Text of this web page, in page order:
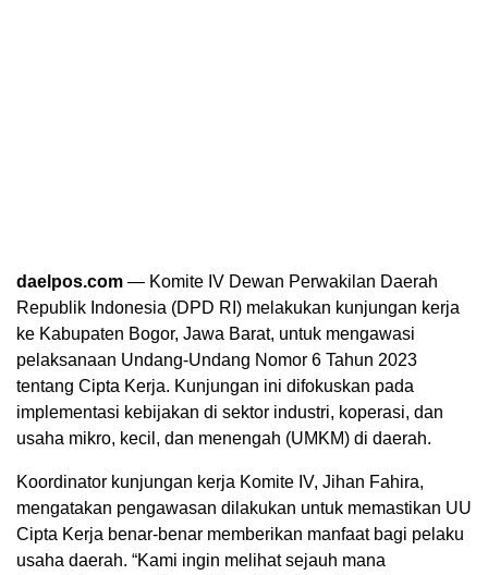
daelpos.com — Komite IV Dewan Perwakilan Daerah
Republik Indonesia (DPD RI) melakukan kunjungan kerja
ke Kabupaten Bogor, Jawa Barat, untuk mengawasi
pelaksanaan Undang-Undang Nomor 6 Tahun 2023
tentang Cipta Kerja. Kunjungan ini difokuskan pada
implementasi kebijakan di sektor industri, koperasi, dan
usaha mikro, kecil, dan menengah (UMKM) di daerah.
Koordinator kunjungan kerja Komite IV, Jihan Fahira,
mengatakan pengawasan dilakukan untuk memastikan UU
Cipta Kerja benar-benar memberikan manfaat bagi pelaku
usaha daerah. “Kami ingin melihat sejauh mana